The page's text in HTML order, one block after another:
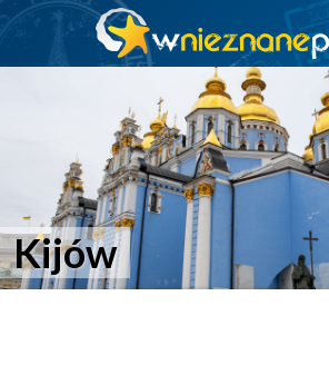
Kijów